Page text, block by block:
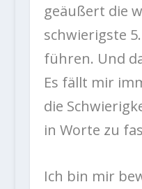
geäußert die
schwierigste
führen. Und
Es fällt mir
die
in Worte zu
Ich bin mir